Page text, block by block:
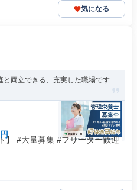
気になる
と両立できる、充実した職場です
】 #大量募集 #フリーター歓迎